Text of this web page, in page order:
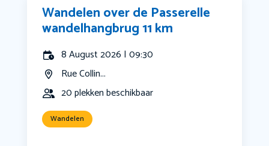
Wandelen over de Passerelle
wandelhangbrug 11 km
8 August 2026 | 09:30
Rue Collin...
20 plekken beschikbaar
Wandelen